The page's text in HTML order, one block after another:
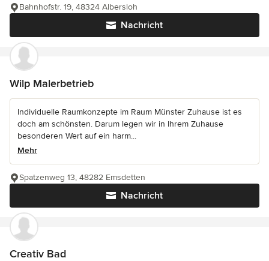
Nachricht
Bahnhofstr. 19, 48324 Albersloh
Wilp Malerbetrieb
Individuelle Raumkonzepte im Raum Münster Zuhause ist es
doch am schönsten. Darum legen wir in Ihrem Zuhause
besonderen Wert auf ein harm...
Mehr
Nachricht
Spatzenweg 13, 48282 Emsdetten
Creativ Bad